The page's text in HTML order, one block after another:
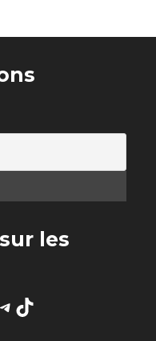
les
Telegram
TikTok